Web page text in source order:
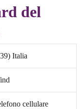
del
Italia
cellulare